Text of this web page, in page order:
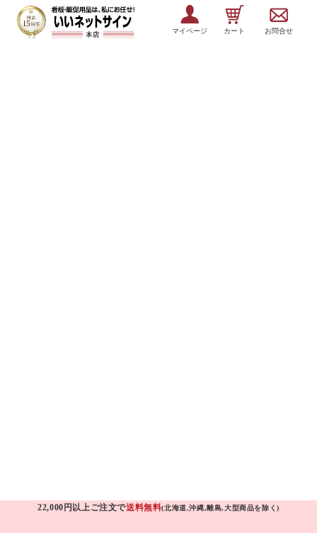
マイページ カート お問合せ
22,000円以上ご注文で送料無料(北海道,沖縄,離島,大型商品を除く)